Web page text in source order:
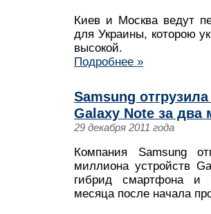
Киев и Москва ведут
для Украины, которою
высокой.
Подробнее »
Samsung
Galaxy Note за два
29 декабря 2011 года
Компания Samsung
миллиона устройств
гибрид смартфона и
месяца после начала